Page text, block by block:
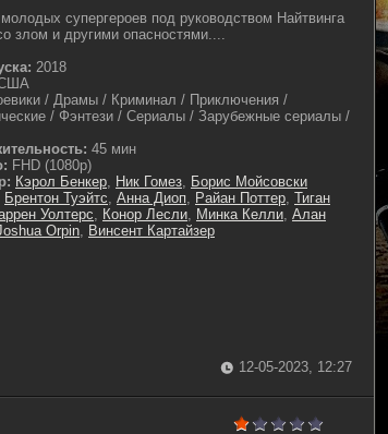
супергероев под руководством Найтвинга
злом и другими опасностями....
2018
/ Драмы / Криминал / Приключения /
/ Фэнтези / Сериалы / Зарубежные сериалы /
45 мин
FHD (1080p)
Кэрол Бенкер, Ник Гомез, Борис Мойсовски
Брентон Туэйтс, Анна Диоп, Райан Поттер, Тиган
Уолтерс, Конор Лесли, Минка Келли, Алан
Orpin, Винсент Картайзер
12-05-2023, 12:27